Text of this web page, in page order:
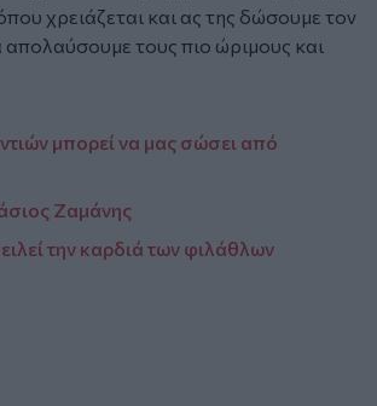
χρειάζεται και ας της δώσουμε τον
απολαύσουμε τους πιο ώριμους και
μπορεί να μας σώσει από
Ζαμάνης
την καρδιά των φιλάθλων